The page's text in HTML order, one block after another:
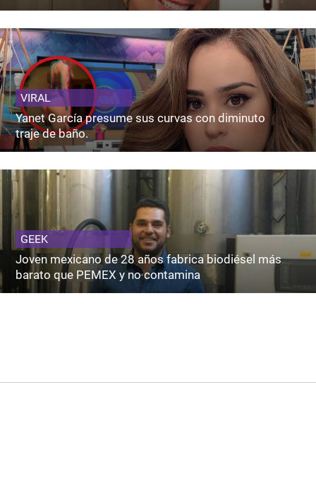
VIRAL
Yanet García presume sus curvas con diminuto
traje de baño.
GEEK
Joven mexicano de 28 años fabrica biodiésel más
barato que PEMEX y no contamina